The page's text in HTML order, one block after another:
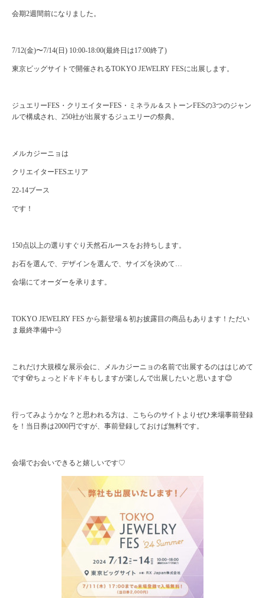
会期2週間前になりました。
7/12(金)〜7/14(日) 10:00-18:00(最終日は17:00終了)
東京ビッグサイトで開催されるTOKYO JEWELRY FESに出展します。
ジュエリーFES・クリエイターFES・ミネラル＆ストーンFESの3つのジャン
ルで構成され、250社が出展するジュエリーの祭典。
メルカジーニョは
クリエイターFESエリア
22-14ブース
です！
150点以上の選りすぐり天然石ルースをお持ちします。
お石を選んで、デザインを選んで、サイズを決めて…
会場にてオーダーを承ります。
TOKYO JEWELRY FES から新登場＆初お披露目の商品もあります！ただい
ま最終準備中💨
これだけ大規模な展示会に、メルカジーニョの名前で出展するのははじめて
です🫣ちょっとドキドキもしますが楽しんで出展したいと思います😊
行ってみようかな？と思われる方は、 こちらのサイト よりぜひ来場事前登録
を！当日券は2000円ですが、事前登録しておけば無料です。
会場でお会いできると嬉しいです♡